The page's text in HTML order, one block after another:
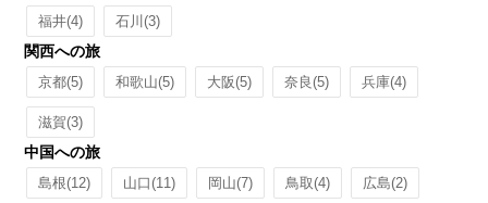
福井(4) 石川(3)
関西への旅
京都(5) 和歌山(5) 大阪(5) 奈良(5) 兵庫(4)
滋賀(3)
中国への旅
島根(12) 山口(11) 岡山(7) 鳥取(4) 広島(2)